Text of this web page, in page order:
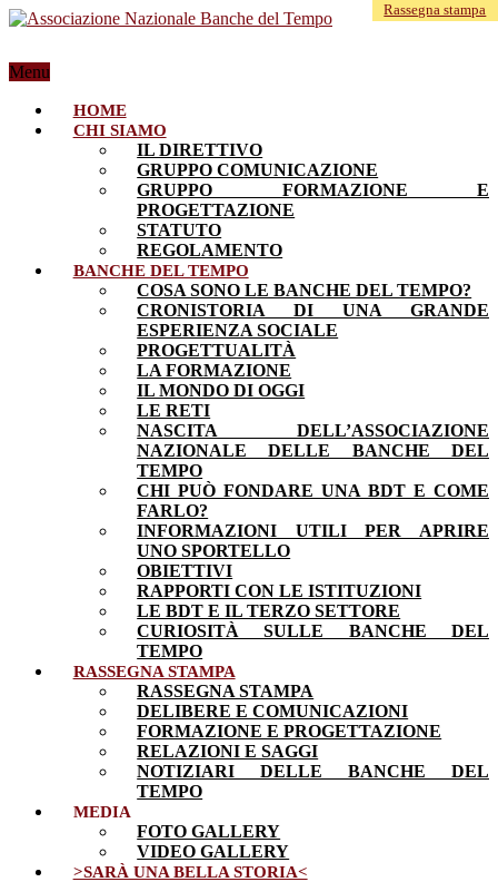
Menu
HOME
CHI SIAMO
IL DIRETTIVO
GRUPPO COMUNICAZIONE
GRUPPO FORMAZIONE E
PROGETTAZIONE
STATUTO
REGOLAMENTO
BANCHE DEL TEMPO
COSA SONO LE BANCHE DEL TEMPO?
CRONISTORIA DI UNA GRANDE
ESPERIENZA SOCIALE
PROGETTUALITÀ
LA FORMAZIONE
IL MONDO DI OGGI
LE RETI
NASCITA DELL’ASSOCIAZIONE
NAZIONALE DELLE BANCHE DEL
TEMPO
CHI PUÒ FONDARE UNA BDT E COME
FARLO?
INFORMAZIONI UTILI PER APRIRE
UNO SPORTELLO
OBIETTIVI
RAPPORTI CON LE ISTITUZIONI
LE BDT E IL TERZO SETTORE
CURIOSITÀ SULLE BANCHE DEL
TEMPO
RASSEGNA STAMPA
RASSEGNA STAMPA
DELIBERE E COMUNICAZIONI
FORMAZIONE E PROGETTAZIONE
RELAZIONI E SAGGI
NOTIZIARI DELLE BANCHE DEL
TEMPO
MEDIA
FOTO GALLERY
VIDEO GALLERY
>SARÀ UNA BELLA STORIA<
Rassegna stampa